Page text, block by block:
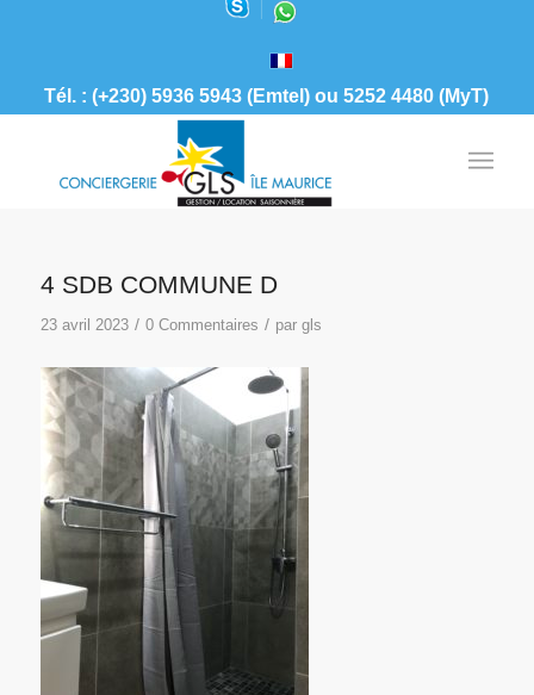
Tél. : (+230) 5936 5943 (Emtel) ou 5252 4480 (MyT)
4 SDB COMMUNE D
23 avril 2023 / 0 Commentaires / par gls